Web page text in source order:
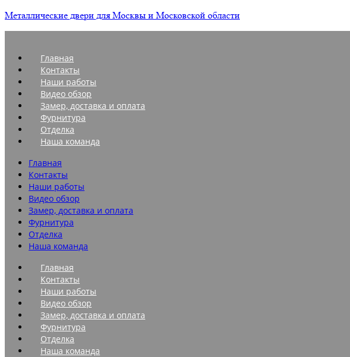
Металлические двери для Москвы и Московской области
Главная
Контакты
Наши работы
Видео обзор
Замер, доставка и оплата
Фурнитура
Отделка
Наша команда
Главная
Контакты
Наши работы
Видео обзор
Замер, доставка и оплата
Фурнитура
Отделка
Наша команда
Главная
Контакты
Наши работы
Видео обзор
Замер, доставка и оплата
Фурнитура
Отделка
Наша команда